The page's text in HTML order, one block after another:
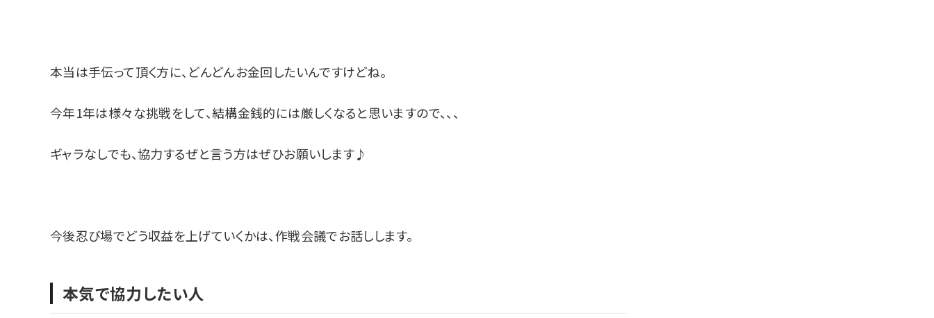
本当は手伝って頂く方に、どんどんお金回したいんですけどね。
今年1年は様々な挑戦をして、結構金銭的には厳しくなると思いますので、、、
ギャラなしでも、協力するぜと言う方はぜひお願いします♪
今後忍び場でどう収益を上げていくかは、作戦会議でお話しします。
本気で協力したい人